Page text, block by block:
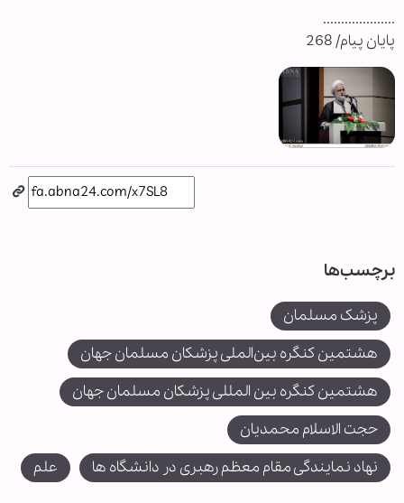
....................
پایان پیام/ 268
برچسب‌ها
پزشک مسلمان
هشتمین کنگره بین‌الملی پزشکان مسلمان جهان
هشتمین کنگره بین المللی پزشکان مسلمان جهان
حجت الاسلام محمدیان
نهاد نمایندگی مقام معظم رهبری در دانشگاه ها
علم